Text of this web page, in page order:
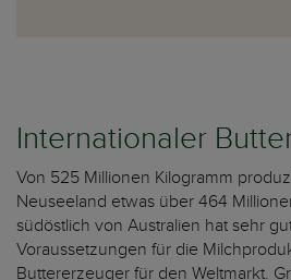
Internationaler
Von 525 Millionen Kilogramm
Neuseeland etwas über 464
südöstlich von Australien hat sehr
Voraussetzungen für die
Buttererzeuger für den Weltmarkt.